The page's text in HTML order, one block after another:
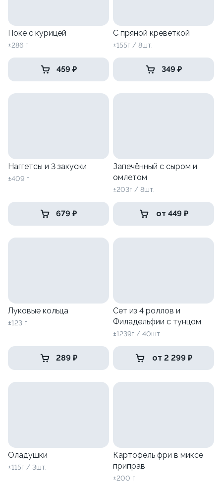
Поке с курицей
±286 г
459 ₽
С пряной креветкой
±155г / 8шт.
349 ₽
Наггетсы и 3 закуски
±409 г
679 ₽
Запечённый с сыром и
омлетом
±203г / 8шт.
от 449 ₽
Луковые кольца
±123 г
289 ₽
Сет из 4 роллов и
Филадельфии с тунцом
±1239г / 40шт.
от 2 299 ₽
Оладушки
±115г / 3шт.
Картофель фри в миксе
приправ
±200 г